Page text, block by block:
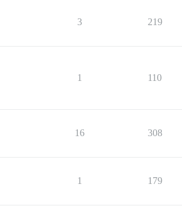
3 219
1 110
16 308
1 179